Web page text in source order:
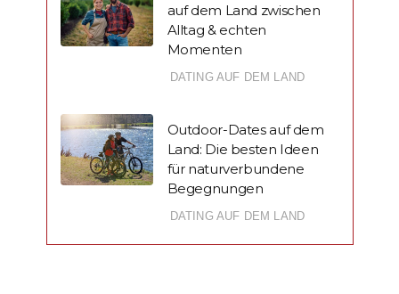
auf dem Land zwischen
Alltag & echten
Momenten
DATING AUF DEM LAND
Outdoor-Dates auf dem
Land: Die besten Ideen
für naturverbundene
Begegnungen
DATING AUF DEM LAND